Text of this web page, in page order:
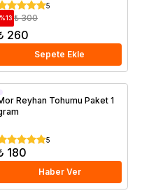
5
%13 ₺ 300
260
Sepete Ekle
Reyhan Tohumu Paket 1
5
180
Haber Ver